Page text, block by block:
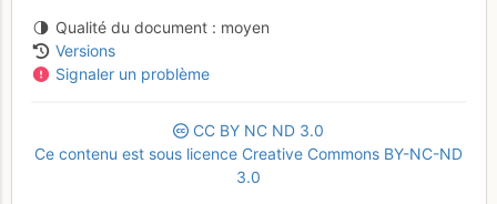
Qualité du document
moyen
Versions
Signaler un problème
CC BY NC ND 3.0
Ce contenu est sous licence Creative Commons BY-NC-ND
3.0